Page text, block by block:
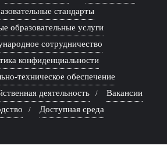
стандарты
образовательные услуги
сотрудничество
конфиденциальности
техническое обеспечение
деятельность
Вакансии
Доступная среда